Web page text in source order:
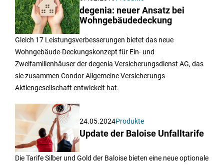
degenia: neuer Ansatz bei
Wohngebäudedeckung
Gleich 17 Leistungsverbesserungen bietet das neue
Wohngebäude-Deckungskonzept für Ein- und
Zweifamilienhäuser der degenia Versicherungsdienst AG, das
sie zusammen Condor Allgemeine Versicherungs-
Aktiengesellschaft entwickelt hat.
24.05.2024Produkte
Update der Baloise Unfalltarife
Die Tarife Silber und Gold der Baloise bieten eine neue optionale